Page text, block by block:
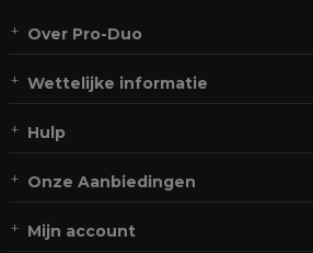
Over Pro-Duo
Wettelijke informatie
Hulp
Onze Aanbiedingen
Mijn account